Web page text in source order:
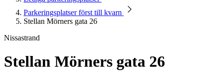
Parkeringsplatser först till kvarn
Stellan Mörners gata 26
Nissastrand
Stellan Mörners gata 26